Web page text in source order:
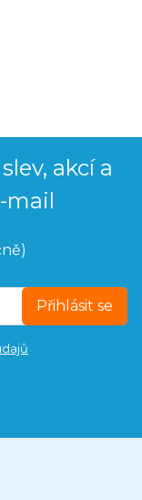
akcí a
mail
Přihlásit se